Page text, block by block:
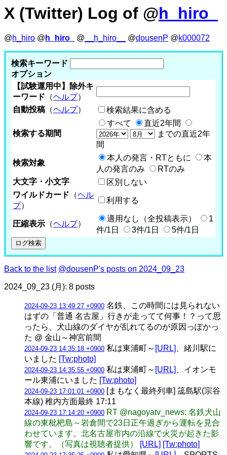
X (Twitter) Log of @h_hiro_
@h_hiro @ h_hiro_ @ __h_hiro__ @dousenP @k000072
検索キーワード
オプション
【試験運用中】除外キ
ーワード （ヘルプ）
自動投稿 （ヘルプ） 検索結果に含める
検索する期間
すべて
直近2年間
までの直近2年
間
検索対象
本人の発言・RTともに
本
人の発言のみ
RTのみ
大文字・小文字
区別しない
ワイルドカード （ヘル
プ）
利用する
圧縮表示 （ヘルプ）
適用なし（全投稿表示）
1
件/1日
3件/1日 5件/1日
Back to the list @dousenP's posts on 2024_09_23
2024_09_23 (月): 8 posts
2024-09-23 13:49:27 +0900 名鉄、この時間には見られない
はずの「普通 名古屋」行きが走ってて何事！？って思
ったら、犬山線のダイヤが乱れてるのが原因っぽかっ
た @ 金山～神宮前間
2024-09-23 14:35:18 +0900 私は東浦町～ [URL]
、緒川駅に
いました [Tw:photo]
2024-09-23 14:35:55 +0900 私は東浦町～ [URL]
、イオンモ
ール東浦にいました [Tw:photo]
2024-09-23 17:01:01 +0900 [まもなく最終列車] 筬島駅(宗谷
本線) 稚内方面最終 17:11
2024-09-23 17:14:20 +0900 RT @nagoyatv_news: 名鉄犬山
線の東枇杷島～岩倉間で23日正午過ぎから運転を見合
わせています。北名古屋市内の沿線で火災が起きた影
響です。（写真は視聴者提供）
[URL] [Tw:photo]